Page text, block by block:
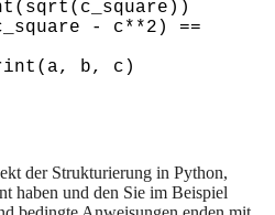
print(a, b, c)
der Strukturierung in Python,
haben und den Sie im Beispiel